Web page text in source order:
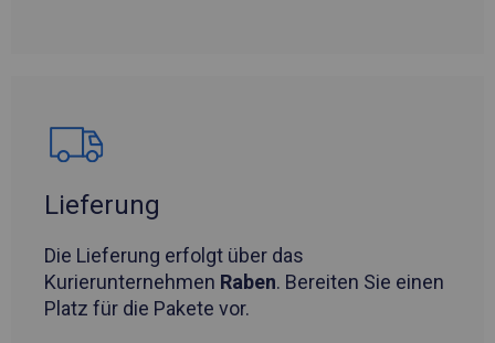
Lieferung
Die Lieferung erfolgt über das
Kurierunternehmen Raben. Bereiten Sie einen
Platz für die Pakete vor.